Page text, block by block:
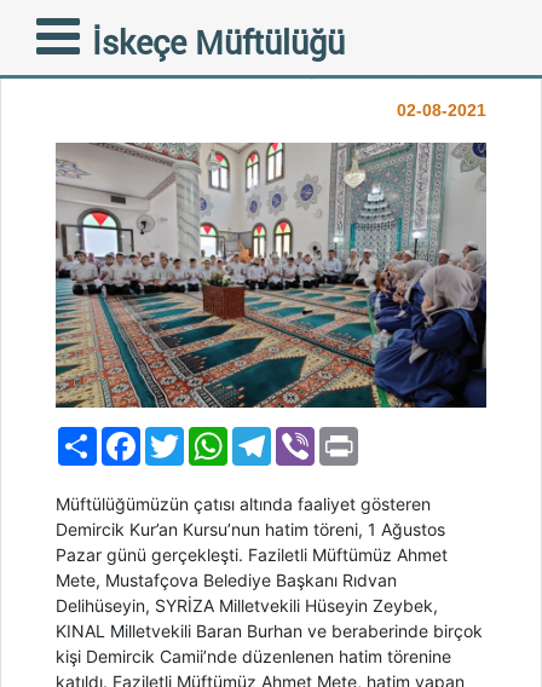
İskeçe Müftülüğü
DEMİRCİK’TE HATİM
MERASİMİ GERÇEKLEŞTİ
02-08-2021
PaylaşFacebook
TwitterWhatsAppTelegram
Viber
Müftülüğümüzün çatısı altında faaliyet gösteren
Demircik Kur’an Kursu’nun hatim töreni, 1 Ağustos
Pazar günü gerçekleşti. Faziletli Müftümüz Ahmet
Mete, Mustafçova Belediye Başkanı Rıdvan
Delihüseyin, SYRİZA Milletvekili Hüseyin Zeybek,
KINAL Milletvekili Baran Burhan ve beraberinde birçok
kişi Demircik Camii’nde düzenlenen hatim törenine
katıldı. Faziletli Müftümüz Ahmet Mete, hatim yapan